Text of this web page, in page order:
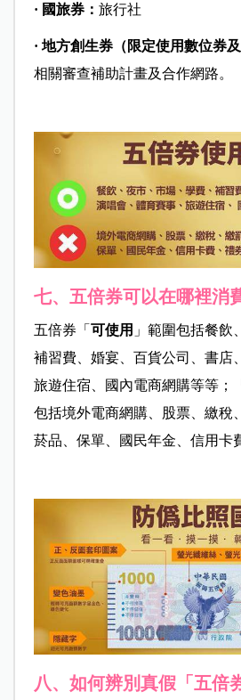
· 國旅券： 旅行社
· 地方創生券（限定使用數位券
相關審查補助計畫及合作網路。
七、五倍券可以在哪裡消
五倍券「 可使用 」範圍包括餐飲
補習費、婚宴、百貨公司、書店
旅遊住宿、國內電商網購等等；「
包括境外電商網購、股票、繳稅
菸品、保單、國民年金、信用卡
八、如何辨別真假「五倍